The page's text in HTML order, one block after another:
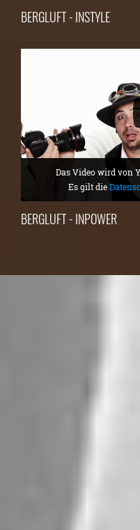
BERGLUFT - INSTYLE
Das Video wird von
Es gilt die
BERGLUFT - INPOWER